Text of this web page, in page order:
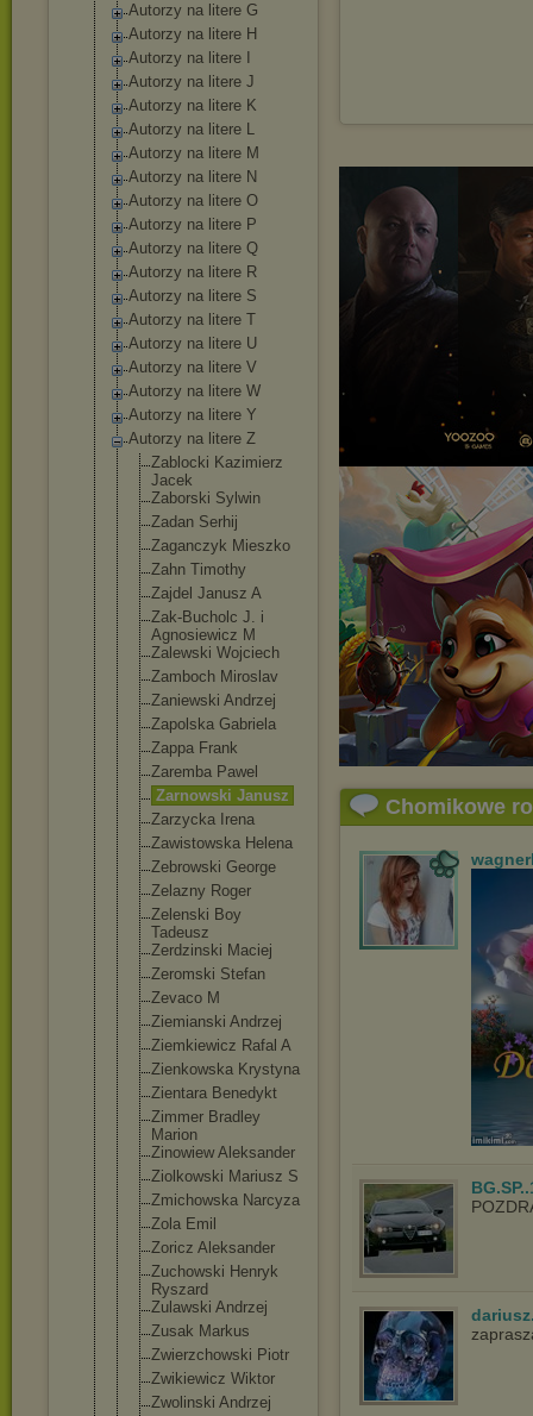
Autorzy na litere G
Autorzy na litere H
Autorzy na litere I
Autorzy na litere J
Autorzy na litere K
Autorzy na litere L
Autorzy na litere M
Autorzy na litere N
Autorzy na litere O
Autorzy na litere P
Autorzy na litere Q
Autorzy na litere R
Autorzy na litere S
Autorzy na litere T
Autorzy na litere U
Autorzy na litere V
Autorzy na litere W
Autorzy na litere Y
Autorzy na litere Z
Zablocki Kazimierz
Jacek
Zaborski Sylwin
Zadan Serhij
Zaganczyk Mieszko
Zahn Timothy
Zajdel Janusz A
Zak-Bucholc J. i
Agnosiewicz M
Zalewski Wojciech
Zamboch Miroslav
Zaniewski Andrzej
Zapolska Gabriela
Zappa Frank
Zaremba Pawel
Zarnowski Janusz
Zarzycka Irena
Zawistowska Helena
Zebrowski George
Zelazny Roger
Zelenski Boy
Tadeusz
Zerdzinski Maciej
Zeromski Stefan
Zevaco M
Ziemianski Andrzej
Ziemkiewicz Rafal A
Zienkowska Krystyna
Zientara Benedykt
Zimmer Bradley
Marion
Zinowiew Aleksander
Ziolkowski Mariusz S
Zmichowska Narcyza
Zola Emil
Zoricz Aleksander
Zuchowski Henryk
Ryszard
Zulawski Andrzej
Zusak Markus
Zwierzchows ki Piotr
Zwikiewicz Wiktor
Zwolinski Andrzej
Chomikowe